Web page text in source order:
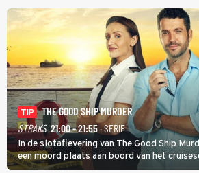
TIP
THE GOOD SHIP MURDER
STRAKS 21:00 - 21:55· SERIE
In de slotaflevering van The Good Ship
een moord plaats aan boord van het
een bemanningslid het slachtoffer is en